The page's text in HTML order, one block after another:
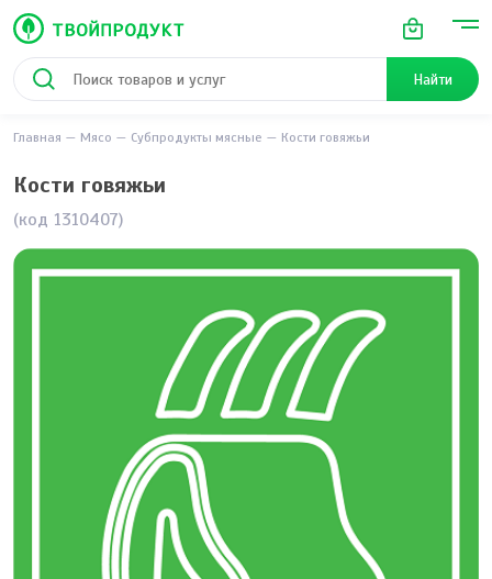
Найти
Главная Мясо Субпродукты мясные Кости говяжьи
Кости говяжьи
(код 1310407)